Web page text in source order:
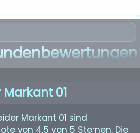
01
Markant 01 sind
von 4,5 von 5 Sternen. Die